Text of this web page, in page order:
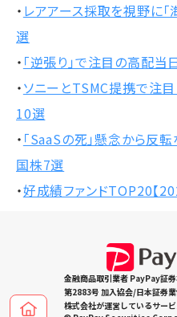
・ レアアース採取を視野に
選
・ 「逆張り」で注目の高配
・ソニーとTSMC提携で注
10選
・ 「SaaSの死」懸念から反
国株7選
・好成績ファンドTOP20【
金融商品取引業者 PayPay証券
第2883号 加入協会/日本証券
株式会社が運営しているサー